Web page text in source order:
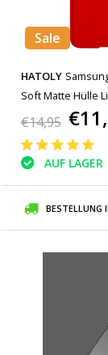
Sale
HATOLY
Soft Matte Hülle
€14,95
AUF LAGER
BESTELLUNG